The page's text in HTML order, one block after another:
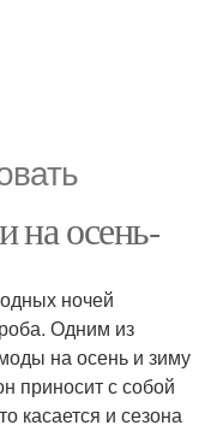
на осень-
ночей
Одним из
на осень и зиму
приносит с собой
касается и сезона